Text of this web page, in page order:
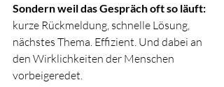
Sondern weil das Gespräch oft so läuft:
kurze Rückmeldung, schnelle Lösung,
nächstes Thema. Effizient. Und dabei an
den Wirklichkeiten der Menschen
vorbeigeredet.